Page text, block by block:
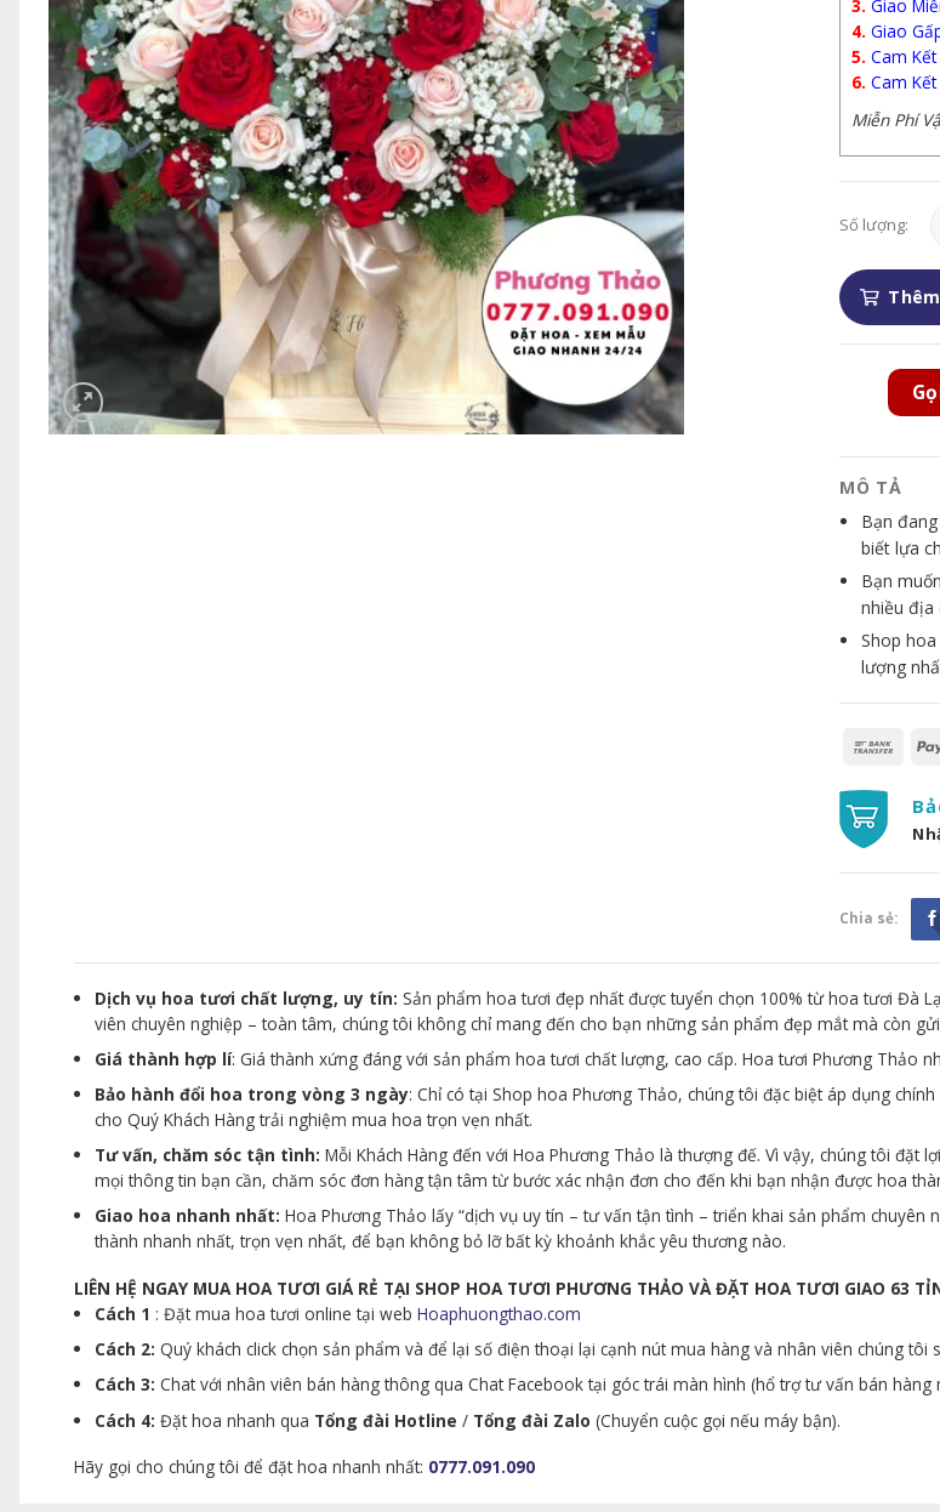
3. Giao
4. Giao
5. Cam
6. Cam
Miễn Phí
Số lượng:
MÔ TẢ
Bạn
biết lựa
Bạn
nhiều địa
Shop
lượng
Chia sẻ:
Dịch vụ hoa tươi chất lượng, uy tín: Sản phẩm hoa tươi đẹp nhất được tuyển chọn 100% từ hoa tươi Đà
viên chuyên nghiệp – toàn tâm, chúng tôi không chỉ mang đến cho bạn những sản phẩm đẹp mắt mà còn
Giá thành hợp lí: Giá thành xứng đáng với sản phẩm hoa tươi chất lượng, cao cấp. Hoa tươi Phương Thảo
Bảo hành đổi hoa trong vòng 3 ngày: Chỉ có tại Shop hoa Phương Thảo, chúng tôi đặc biệt áp dụng
cho Quý Khách Hàng trải nghiệm mua hoa trọn vẹn nhất.
Tư vấn, chăm sóc tận tình: Mỗi Khách Hàng đến với Hoa Phương Thảo là thượng đế. Vì vậy, chúng tôi đặt
mọi thông tin bạn cần, chăm sóc đơn hàng tận tâm từ bước xác nhận đơn cho đến khi bạn nhận được hoa
Giao hoa nhanh nhất: Hoa Phương Thảo lấy “dịch vụ uy tín – tư vấn tận tình – triển khai sản phẩm
thành nhanh nhất, trọn vẹn nhất, để bạn không bỏ lỡ bất kỳ khoảnh khắc yêu thương nào.
LIÊN HỆ NGAY MUA HOA TƯƠI GIÁ RẺ TẠI SHOP HOA TƯƠI PHƯƠNG THẢO VÀ ĐẶT HOA TƯƠI GIAO 63
Cách 1 : Đặt mua hoa tươi online tại webHoaphuongthao.com
Cách 2: Quý khách click chọn sản phẩm và để lại số điện thoại lại cạnh nút mua hàng và nhân viên chúng tôi
Cách 3: Chat với nhân viên bán hàng thông qua Chat Facebook tại góc trái màn hình (hổ trợ tư vấn bán hàng
Cách 4: Đặt hoa nhanh qua Tổng đài Hotline / Tổng đài Zalo (Chuyển cuộc gọi nếu máy bận).
Hãy gọi cho chúng tôi để đặt hoa nhanh nhất: 0777.091.090